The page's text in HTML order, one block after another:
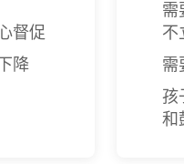
督促
降
需
不
需
孩
和